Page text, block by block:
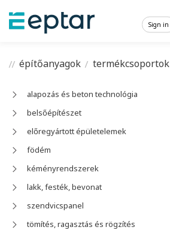
Sign in
építőanyagok termékcsoportok
alapozás és beton technológia
belsőépítészet
előregyártott épületelemek
födém
kéményrendszerek
lakk, festék, bevonat
szendvicspanel
tömítés, ragasztás és rögzítés